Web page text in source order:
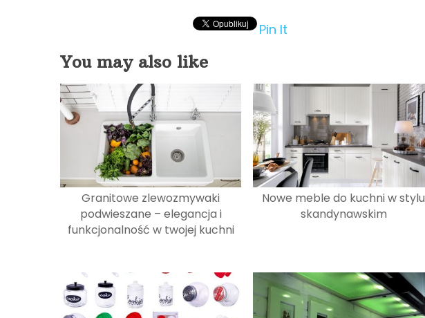
Pin It
You may also like
Granitowe zlewozmywaki
podwieszane – elegancja i
funkcjonalność w twojej kuchni
Nowe meble do kuchni w stylu
skandynawskim